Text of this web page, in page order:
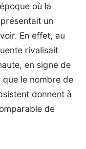
où la
un
En effet, au
rivalisait
en signe de
que le nombre de
donnent à
de